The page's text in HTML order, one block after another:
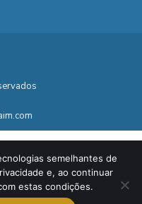
semelhantes de
e, ao continuar
estas condições.